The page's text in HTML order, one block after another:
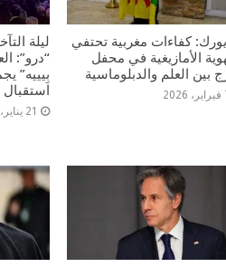
كفاءات مغربية تحتفي
الأمازيغية في محفل
بين العلم والدبلوماسية
ليلة
“درو”:
بِيييه”
استقبال
21 يناير، 2026